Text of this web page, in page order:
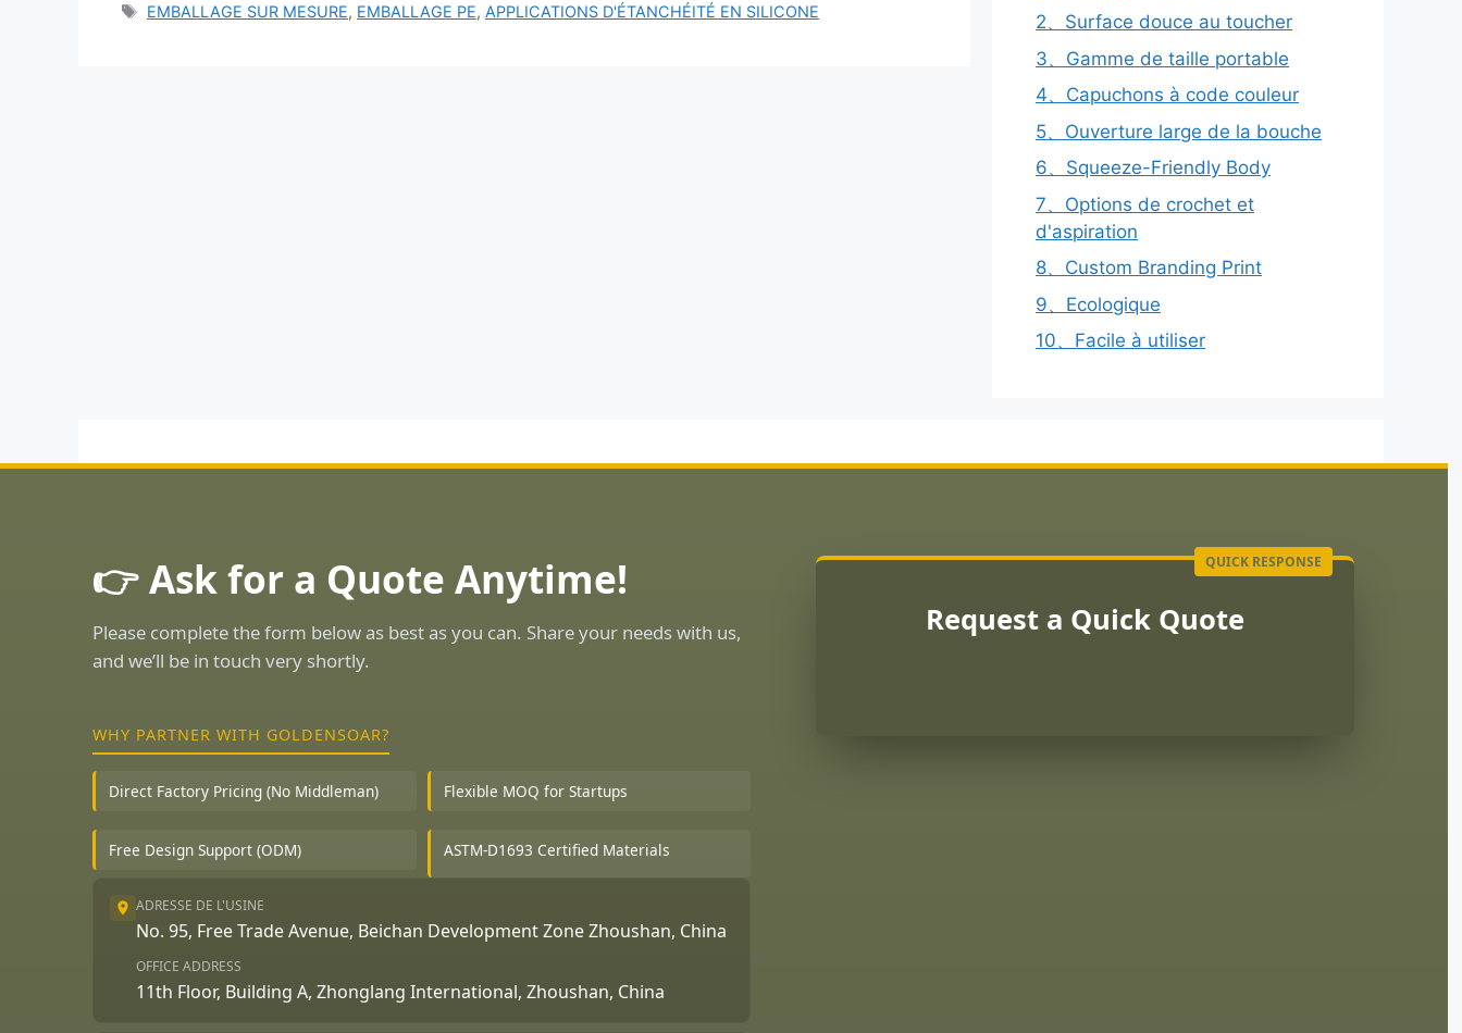
Étiquettes
EMBALLAGE SUR MESURE, EMBALLAGE PE, APPLICATIONS D'ÉTANCHÉITÉ EN SILICONE
2、Surface douce au toucher
3、Gamme de taille portable
4、Capuchons à code couleur
5、Ouverture large de la bouche
6、Squeeze-Friendly Body
7、Options de crochet et
d'aspiration
8、Custom Branding Print
9、Ecologique
10、Facile à utiliser
👉 Ask for a Quote Anytime!
Please complete the form below as best as you can. Share your needs with us,
and we’ll be in touch very shortly.
WHY PARTNER WITH GOLDENSOAR?
Direct Factory Pricing (No Middleman) Flexible MOQ for Startups
Free Design Support (ODM) ASTM-D1693 Certified Materials
ADRESSE DE L'USINE
No. 95, Free Trade Avenue, Beichan Development Zone Zhoushan, China
OFFICE ADDRESS
11th Floor, Building A, Zhonglang International, Zhoushan, China
Request a Quick Quote